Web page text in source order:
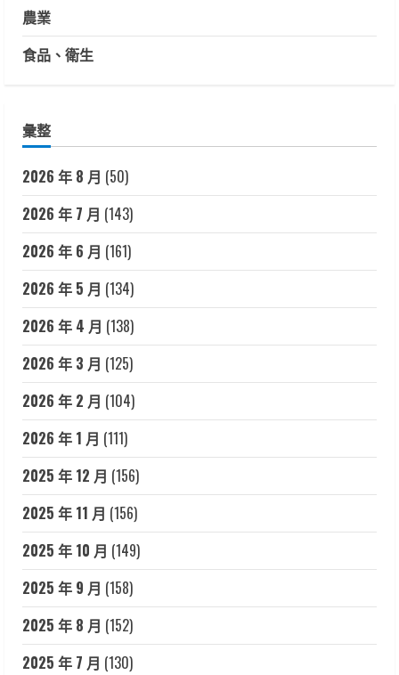
農業
食品、衛生
彙整
2026 年 8 月 (50)
2026 年 7 月 (143)
2026 年 6 月 (161)
2026 年 5 月 (134)
2026 年 4 月 (138)
2026 年 3 月 (125)
2026 年 2 月 (104)
2026 年 1 月 (111)
2025 年 12 月 (156)
2025 年 11 月 (156)
2025 年 10 月 (149)
2025 年 9 月 (158)
2025 年 8 月 (152)
2025 年 7 月 (130)